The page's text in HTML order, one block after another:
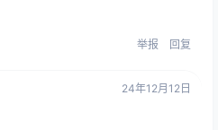
举报 回复
24年12月12日